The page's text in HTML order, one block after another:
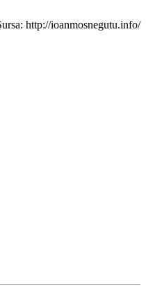
http://ioanmosnegutu.info/